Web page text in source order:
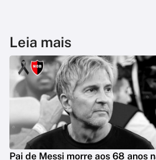
Leia mais
Pai de Messi morre aos 68 anos